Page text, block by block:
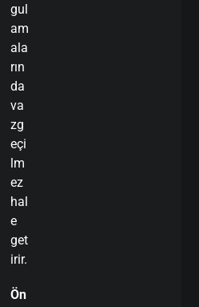
gul
am
ala
rın
da
va
zg
eçi
lm
ez
hal
e
get
irir.
Ön